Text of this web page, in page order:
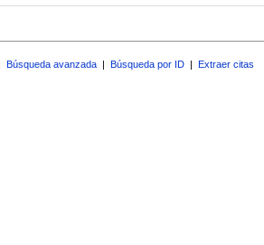
Búsqueda avanzada | Búsqueda por ID | Extraer citas